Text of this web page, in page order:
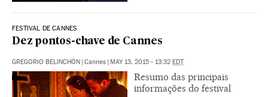
FESTIVAL DE CANNES
Dez pontos-chave de Cannes
GREGORIO BELINCHÓN | Cannes | MAY 13, 2015 - 13:32 EDT
Resumo das principais
informações do festival